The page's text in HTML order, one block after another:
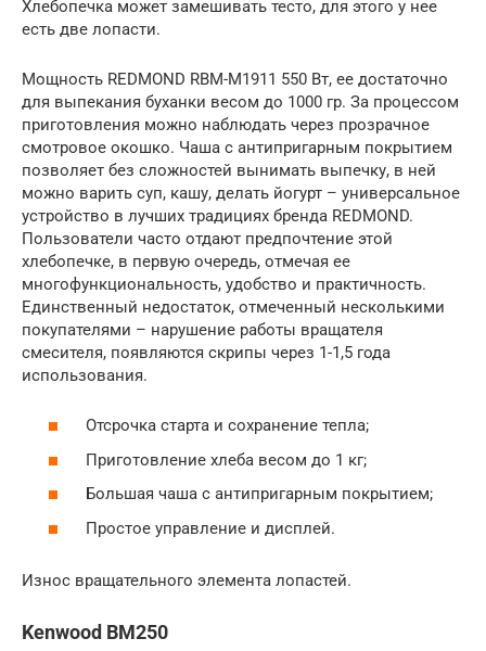
Хлебопечка может замешивать тесто, для этого у нее
есть две лопасти.
Мощность REDMOND RBM-M1911 550 Вт, ее достаточно
для выпекания буханки весом до 1000 гр. За процессом
приготовления можно наблюдать через прозрачное
смотровое окошко. Чаша с антипригарным покрытием
позволяет без сложностей вынимать выпечку, в ней
можно варить суп, кашу, делать йогурт – универсальное
устройство в лучших традициях бренда REDMOND.
Пользователи часто отдают предпочтение этой
хлебопечке, в первую очередь, отмечая ее
многофункциональность, удобство и практичность.
Единственный недостаток, отмеченный несколькими
покупателями – нарушение работы вращателя
смесителя, появляются скрипы через 1-1,5 года
использования.
Отсрочка старта и сохранение тепла;
Приготовление хлеба весом до 1 кг;
Большая чаша с антипригарным покрытием;
Простое управление и дисплей.
Износ вращательного элемента лопастей.
Kenwood BM250